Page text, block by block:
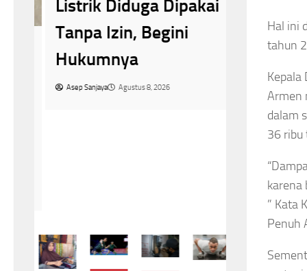
Hal ini
tahun
Kepala
Armen
dalam
36 ribu
karena
” Kata
Penuh
Listrik Diduga Dipakai
Tanpa Izin, Begini
Hukumnya
Asep Sanjaya Agustus 8, 2026
Asep Sanjaya